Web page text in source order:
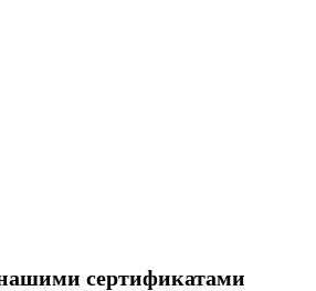
сертификатами